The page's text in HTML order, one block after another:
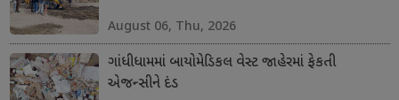
August 06, Thu, 2026
ગાંધીધામમાં બાયોમેડિકલ વેસ્ટ જાહેરમાં ફેકતી
એજન્સીને દંડ